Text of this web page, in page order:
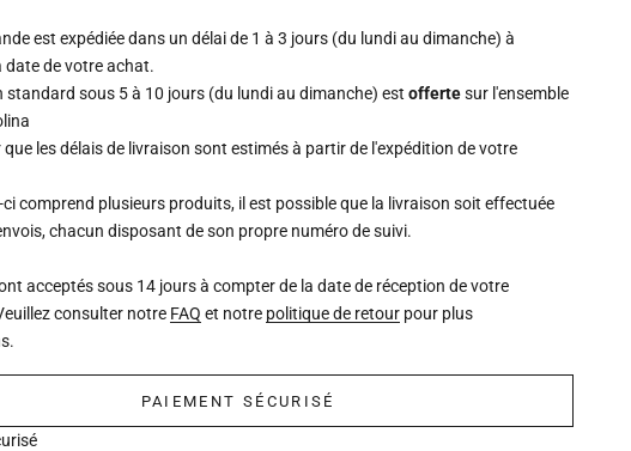
est expédiée dans un délai de 1 à 3 jours (du lundi au dimanche) à
date de votre achat.
standard sous 5 à 10 jours (du lundi au dimanche) estoffertesur l'ensemble
que les délais de livraison sont estimés à partir de l'expédition de votre
ci comprend plusieurs produits, il est possible que la livraison soit effectuée
chacun disposant de son propre numéro de suivi.
acceptés sous 14 jours à compter de la date de réception de votre
consulter notre FAQ et notre politique de retour pour plus
PAIEMENT SÉCURISÉ